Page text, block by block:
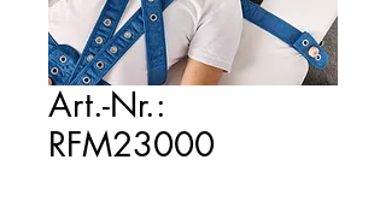
Art.-Nr.:
RFM23000